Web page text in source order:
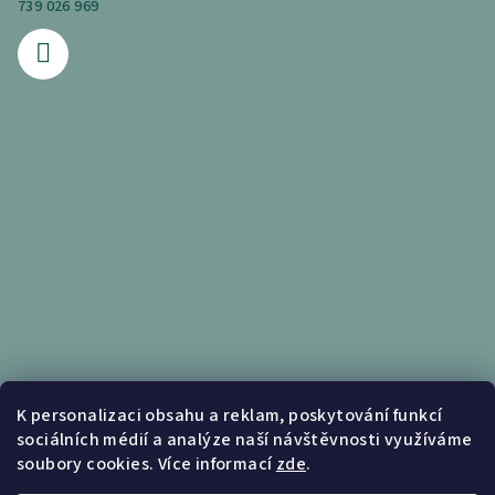
K personalizaci obsahu a reklam, poskytování funkcí
sociálních médií a analýze naší návštěvnosti využíváme
soubory cookies. Více informacízde.
739 026 969
Informace pro vás
Obchodní podmínky